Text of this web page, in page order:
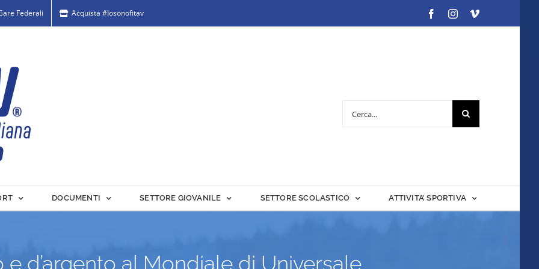
Federali Acquista #Iosonofitav FacebookInstagramVimeo
DOCUMENTI SETTORE GIOVANILE SETTORE SCOLASTICO ATTIVITA’ SPORTIVA
e d’argento al Mondiale di Universale